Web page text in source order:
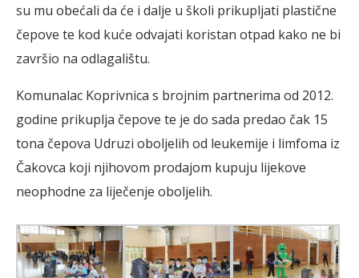
su mu obećali da će i dalje u školi prikupljati plastične
čepove te kod kuće odvajati koristan otpad kako ne bi
završio na odlagalištu.
Komunalac Koprivnica s brojnim partnerima od 2012.
godine prikuplja čepove te je do sada predao čak 15
tona čepova Udruzi oboljelih od leukemije i limfoma iz
Čakovca koji njihovom prodajom kupuju lijekove
neophodne za liječenje oboljelih.